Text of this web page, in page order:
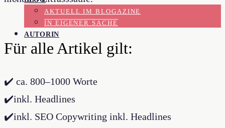
AKTUELL IM BLOGAZINE
IN EIGENER SACHE
AUTORIN
Für alle Artikel gilt:
✔️ ca. 800–1000 Worte
✔️inkl. Headlines
✔️inkl. SEO Copywriting inkl. Headlines